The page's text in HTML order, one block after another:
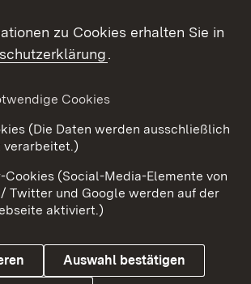
Barrierefreiheit
Cookies
zu Cookies erhalten Sie in
.
Cookies
(Die Daten werden ausschließlich
verarbeitet.)
(Social-Media-Elemente von
Twitter und Google werden auf der
aktiviert.)
Auswahl bestätigen